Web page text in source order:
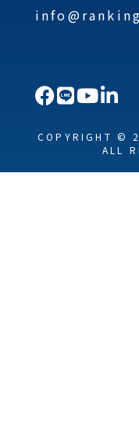
COPYRIGHT ©
ALL